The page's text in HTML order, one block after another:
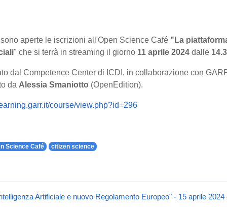
aperte le iscrizioni all'Open Science Café "La
" che si terrà in streaming il giorno 11 aprile 2024 dalle
dal Competence Center di ICDI, in collaborazione con
da Alessia Smaniotto (OpenEdition).
course/view.php?id=296
Science Café citizen science
Artificiale e nuovo Regolamento Europeo" - 15 aprile 2024